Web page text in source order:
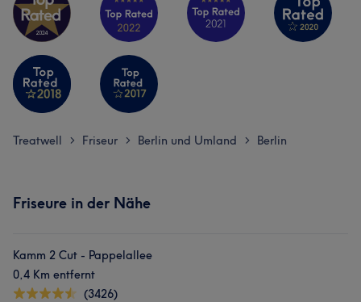
Treatwell > Friseur > Berlin und Umland > Berlin
Friseure in der Nähe
Kamm 2 Cut - Pappelallee
0,4 Km entfernt
(3426)